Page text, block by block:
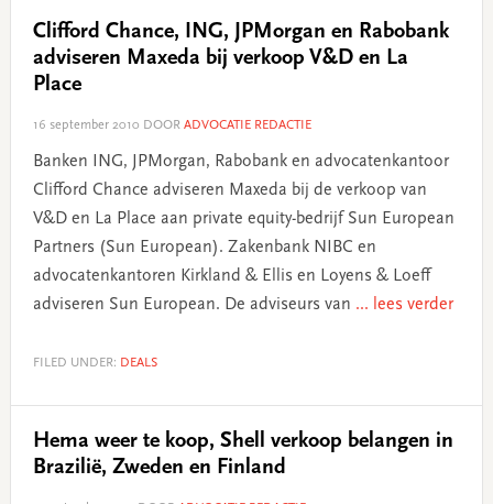
Clifford Chance, ING, JPMorgan en Rabobank
adviseren Maxeda bij verkoop V&D en La
Place
16 september 2010 DOOR ADVOCATIE REDACTIE
Banken ING, JPMorgan, Rabobank en advocatenkantoor
Clifford Chance adviseren Maxeda bij de verkoop van
V&D en La Place aan private equity-bedrijf Sun European
Partners (Sun European). Zakenbank NIBC en
advocatenkantoren Kirkland & Ellis en Loyens & Loeff
adviseren Sun European. De adviseurs van ... lees verder
FILED UNDER: DEALS
Hema weer te koop, Shell verkoop belangen in
Brazilië, Zweden en Finland